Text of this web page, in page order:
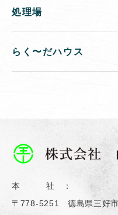
処理場
らく〜だハウス
本 社 ：
〒778-5251 德島県三好